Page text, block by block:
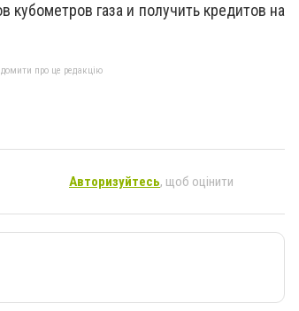
кубометров газа и получить кредитов на
про це редакцію
Авторизуйтесь, щоб оцінити